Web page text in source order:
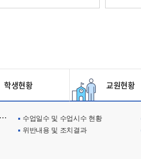
학생현황 교원현황
수업일수 및 수업시수 현황
위반내용 및 조치결과